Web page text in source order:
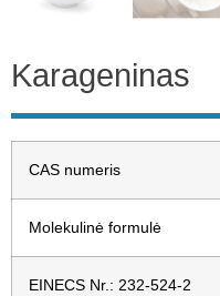
Karageninas
CAS numeris
Molekulinė formulė
EINECS Nr.: 232-524-2